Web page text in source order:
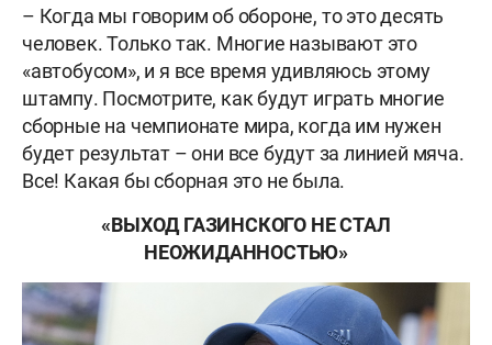
– Когда мы говорим об обороне, то это десять
человек. Только так. Многие называют это
«автобусом», и я все время удивляюсь этому
штампу. Посмотрите, как будут играть многие
сборные на чемпионате мира, когда им нужен
будет результат – они все будут за линией мяча.
Все! Какая бы сборная это не была.
«ВЫХОД ГАЗИНСКОГО НЕ СТАЛ
НЕОЖИДАННОСТЬЮ»